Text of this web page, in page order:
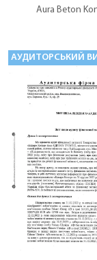
Aura Beton
АУДИТОРСЬКИЙ